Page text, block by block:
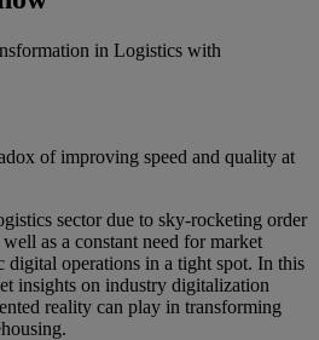
in Logistics with
of improving speed and quality at
sector due to sky-rocketing order
as a constant need for market
digital operations in a tight spot. In this
insights on industry digitalization
reality can play in transforming